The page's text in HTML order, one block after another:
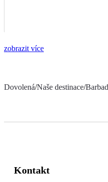
zobrazit více
Dovolená/Naše destinace/
Kontakt